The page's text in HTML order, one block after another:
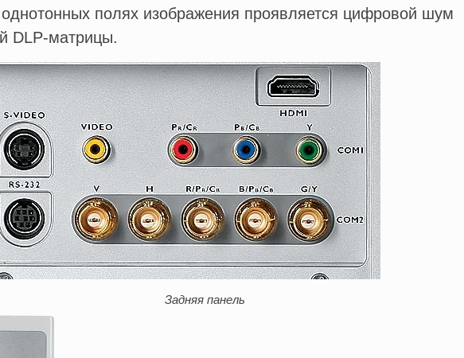
полях изображения проявляется цифровой шум
DLP-матрицы.
Задняя панель